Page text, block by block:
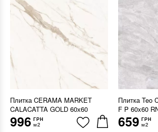
Плитка CERAMA MARKET
CALACATTA GOLD 60х60
996 ГРН
м2
Плитка Teo
F P 60x60
659 ГРН
м2